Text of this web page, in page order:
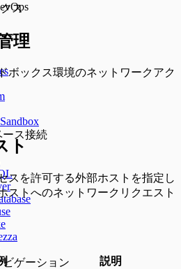
ース接続
ゲーション
ス
理
ボックス環境のネットワークアク
ト
スを許可する外部ホストを指定し
ストへのネットワークリクエスト
説明